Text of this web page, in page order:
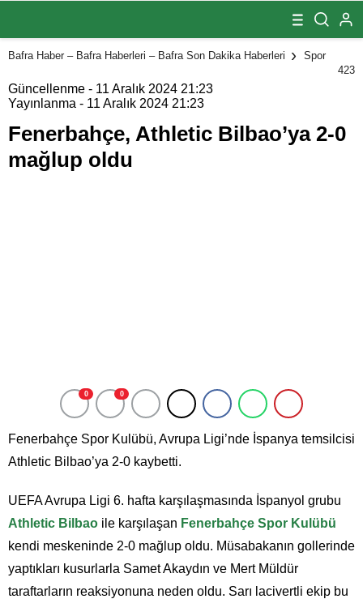
Bilbao’ya 2-0
mağlup oldu
Bafra Haber – Bafra Haberleri – Bafra Son Dakika Haberleri
Spor
423
Güncellenme - 11 Aralık 2024 21:23
Yayınlanma - 11 Aralık 2024 21:23
Fenerbahçe, Athletic Bilbao’ya 2-0
mağlup oldu
0 0
Fenerbahçe Spor Kulübü, Avrupa Ligi’nde İspanya temsilcisi
Athletic Bilbao’ya 2-0 kaybetti.
UEFA Avrupa Ligi 6. hafta karşılaşmasında İspanyol grubu
Athletic Bilbao ile karşılaşan Fenerbahçe Spor Kulübü
kendi meskeninde 2-0 mağlup oldu. Müsabakanın gollerinde
yaptıkları kusurlarla Samet Akaydın ve Mert Müldür
taraftarların reaksiyonuna neden oldu. Sarı lacivertli ekip bu